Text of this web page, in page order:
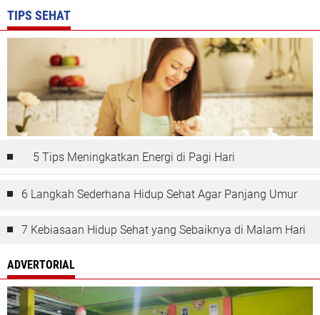
TIPS SEHAT
5 Tips Meningkatkan Energi di Pagi Hari
6 Langkah Sederhana Hidup Sehat Agar Panjang Umur
7 Kebiasaan Hidup Sehat yang Sebaiknya di Malam Hari
ADVERTORIAL